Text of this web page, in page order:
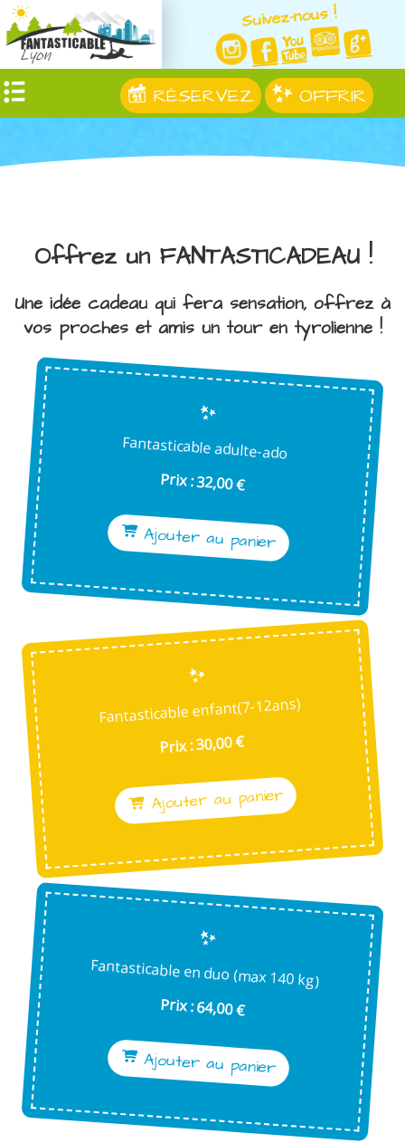
Suivez-nous !
RÉSERVEZ OFFRIR
Offrez un FANTASTICADEAU !
Une idée cadeau qui fera sensation, offrez à
vos proches et amis un tour en tyrolienne !
Fantasticable adulte-ado
Prix : 32,00 €
Ajouter au panier
Fantasticable enfant(7-12ans)
Prix : 30,00 €
Ajouter au panier
Fantasticable en duo (max 140 kg)
Prix : 64,00 €
Ajouter au panier